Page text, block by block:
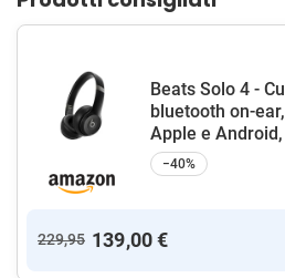
Beats Solo 4 -
bluetooth on-
Apple e
−40%
229,95 139,00 €